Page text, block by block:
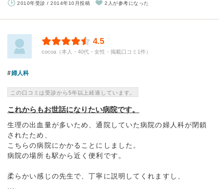
2010年受診 / 2014年10月投稿 2人が参考になった
4.5
cocoa（本人・40代・女性・掲載口コミ1件）
婦人科
この口コミは受診から5年以上経過しています。
これからもお世話になりたい病院です。
生理の出血量が多いため、通院していた病院の婦人科が閉鎖
されたため、
こちらの病院にかかることにしました。
病院の場所も駅から近く便利です。
柔らかい感じの先生で、丁寧に説明してくれますし、